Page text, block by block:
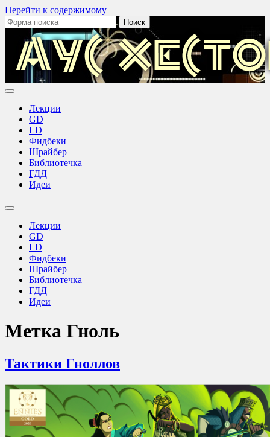
Перейти к содержимому
Поиск:
Аус
Лекции
GD
LD
Фидбеки
Шрайбер
Библиотечка
ГДД
Идеи
Переключить
поискаЛекции
GD
LD
Фидбеки
Шрайбер
Библиотечка
ГДД
Идеи
Метка Гноль
Тактики Гноллов